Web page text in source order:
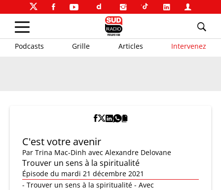
Podcasts Grille Articles Intervenez
C'est votre avenir
Par Trina Mac-Dinh avec Alexandre Delovane
Trouver un sens à la spiritualité
Épisode du mardi 21 décembre 2021
- Trouver un sens à la spiritualité - Avec